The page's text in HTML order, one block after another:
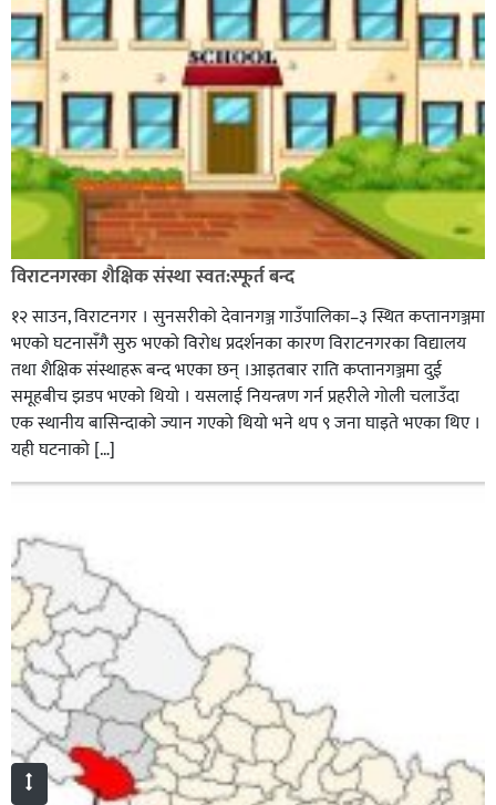
विराटनगरका शैक्षिक संस्था स्वत:स्फूर्त बन्द
१२ साउन, विराटनगर । सुनसरीको देवानगञ्ज गाउँपालिका–३ स्थित कप्तानगञ्जमा
भएको घटनासँगै सुरु भएको विरोध प्रदर्शनका कारण विराटनगरका विद्यालय
तथा शैक्षिक संस्थाहरू बन्द भएका छन् ।आइतबार राति कप्तानगञ्जमा दुई
समूहबीच झडप भएको थियो । यसलाई नियन्त्रण गर्न प्रहरीले गोली चलाउँदा
एक स्थानीय बासिन्दाको ज्यान गएको थियो भने थप ९ जना घाइते भएका थिए ।
यही घटनाको […]